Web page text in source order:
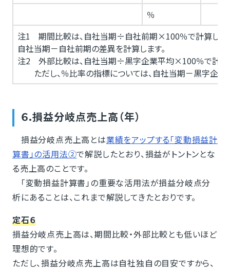
％
注1 期間比較は、自社当期÷自社前期×100％で計算します
自社当期－自社前期の差異を計算します。
注2 外部比較は、自社当期÷黒字企業平均×100％で計算
ただし、％比率の指標については、自社当期－黒字企業
６.損益分岐点売上高（年）
損益分岐点売上高とは業績をアップする「変動損益計
算書」の活用法②で解説したとおり、損益がトントンとな
る売上高のことです。
「変動損益計算書」の重要な活用法が損益分岐点分
析にあることは、これまで解説してきたとおりです。
定石６
損益分岐点売上高は、期間比較・外部比較とも低いほど
理想的です。
ただし、損益分岐点売上高は自社独自の目安ですから、